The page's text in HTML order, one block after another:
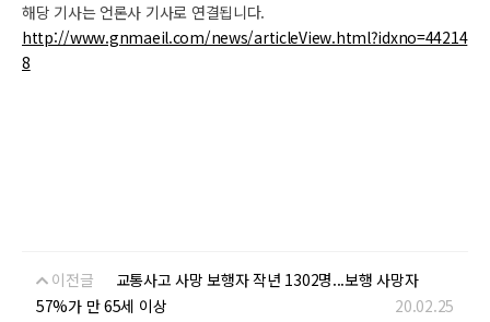
해당 기사는 언론사 기사로 연결됩니다.
http://www.gnmaeil.com/news/articleView.html?idxno=44214
8
이전글
교통사고 사망 보행자 작년 1302명...보행 사망자
57%가 만 65세 이상
20.02.25